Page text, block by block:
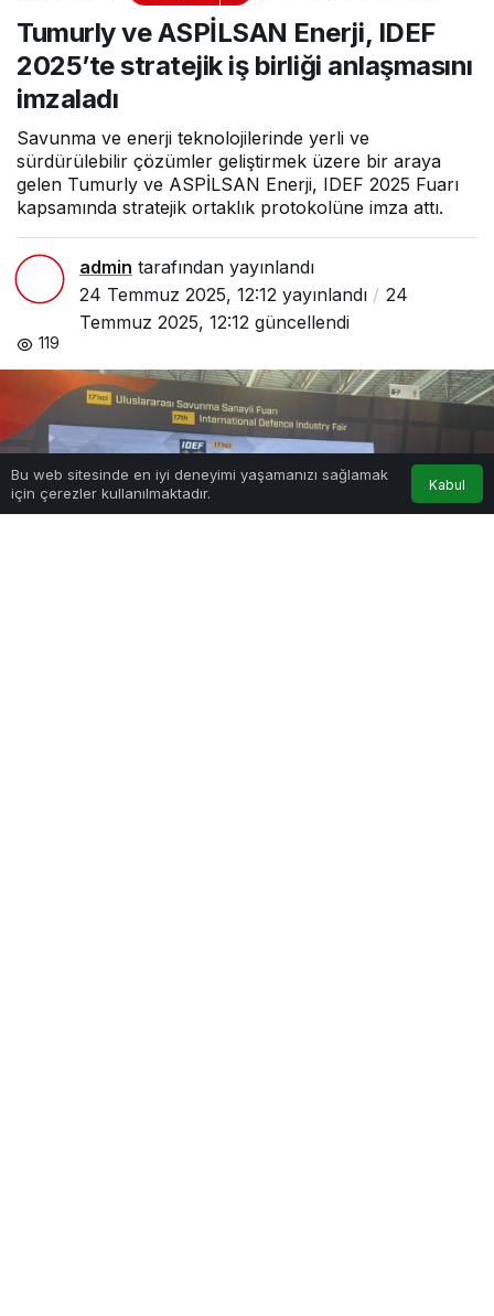
stratejik iş birliği
anlaşmasını imzaladı
Tumurly ve ASPİLSAN Enerji, IDEF
2025’te stratejik iş birliği anlaşmasını
imzaladı
Savunma ve enerji teknolojilerinde yerli ve
sürdürülebilir çözümler geliştirmek üzere bir araya
gelen Tumurly ve ASPİLSAN Enerji, IDEF 2025 Fuarı
kapsamında stratejik ortaklık protokolüne imza attı.
admin tarafından yayınlandı
24 Temmuz 2025, 12:12 yayınlandı
24
Temmuz 2025, 12:12 güncellendi
119
Bu web sitesinde en iyi deneyimi yaşamanızı sağlamak
için çerezler kullanılmaktadır.
Kabul
Anasayfa Hesabım